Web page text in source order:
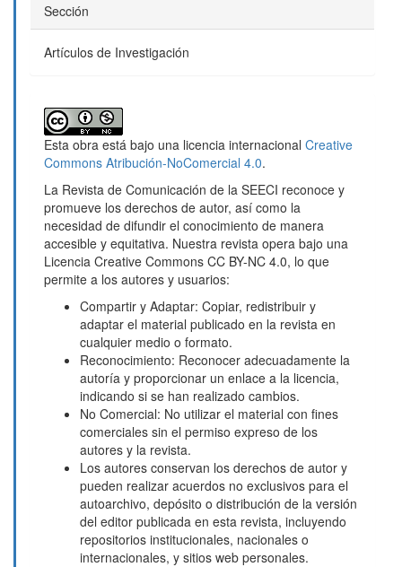
Sección
Artículos de Investigación
Esta obra está bajo una licencia internacional Creative
Commons Atribución-NoComercial 4.0.
La Revista de Comunicación de la SEECI reconoce y
promueve los derechos de autor, así como la
necesidad de difundir el conocimiento de manera
accesible y equitativa. Nuestra revista opera bajo una
Licencia Creative Commons CC BY-NC 4.0, lo que
permite a los autores y usuarios:
Compartir y Adaptar: Copiar, redistribuir y
adaptar el material publicado en la revista en
cualquier medio o formato.
Reconocimiento: Reconocer adecuadamente la
autoría y proporcionar un enlace a la licencia,
indicando si se han realizado cambios.
No Comercial: No utilizar el material con fines
comerciales sin el permiso expreso de los
autores y la revista.
Los autores conservan los derechos de autor y
pueden realizar acuerdos no exclusivos para el
autoarchivo, depósito o distribución de la versión
del editor publicada en esta revista, incluyendo
repositorios institucionales, nacionales o
internacionales, y sitios web personales.